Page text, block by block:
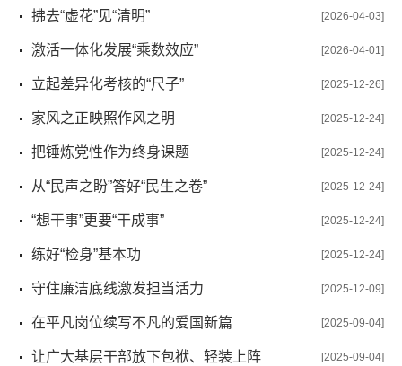
[2026-04-03]
拂去“虚花”见“清明”
[2026-04-01]
激活一体化发展“乘数效应”
[2025-12-26]
立起差异化考核的“尺子”
[2025-12-24]
家风之正映照作风之明
[2025-12-24]
把锤炼党性作为终身课题
[2025-12-24]
从“民声之盼”答好“民生之卷”
[2025-12-24]
“想干事”更要“干成事”
[2025-12-24]
练好“检身”基本功
[2025-12-09]
守住廉洁底线激发担当活力
[2025-09-04]
在平凡岗位续写不凡的爱国新篇
[2025-09-04]
让广大基层干部放下包袱、轻装上阵